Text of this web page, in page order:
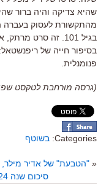
שהיא צדיקה והיה ברור
מהתקשורת לעסוק בעברה
בגיל 101. זה סרט מרתק
בסיפור חייה של ריפנשטאל:
פנומנלית
(גרסה מורחבת לטקסט שפורסם
Categories: בשוטף
« "הטבעת" של אדיר מילר,
סיכום שנה 2024: הסרטים הכי קופתיים השנה בישראל